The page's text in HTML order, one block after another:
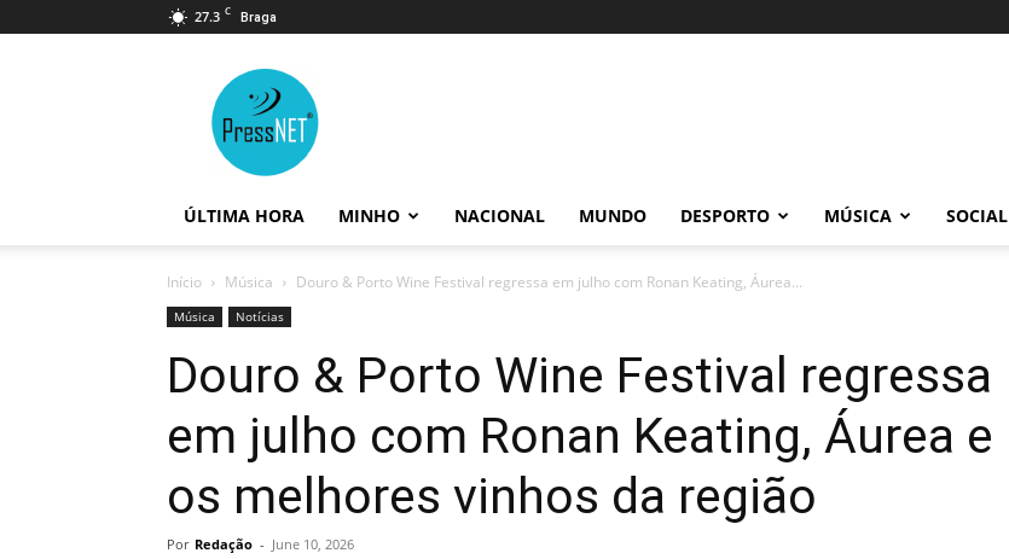
27.3 C Braga
ÚLTIMA HORA MINHO NACIONAL MUNDO DESPORTO MÚSICA SOCIAL
Início Música Douro & Porto Wine Festival regressa em julho com Ronan Keating, Áurea...
Música Notícias
Douro & Porto Wine Festival regressa
em julho com Ronan Keating, Áurea e
os melhores vinhos da região
Por Redação - June 10, 2026